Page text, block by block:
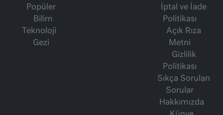
Popüler
Bilim
Teknoloji
Gezi
İptal ve İade
Politikası
Açık Rıza
Metni
Gizlilik
Politikası
Sıkça Sorulan
Sorular
Hakkımızda